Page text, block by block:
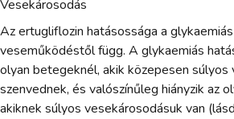
Vesekárosodás
Az ertugliflozin hatásossága a
veseműködéstől függ. A glykaemiás
olyan betegeknél, akik közepesen súlyos
szenvednek, és valószínűleg hiányzik az
akiknek súlyos vesekárosodásuk van